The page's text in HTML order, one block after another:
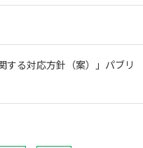
する対応方針（案）」パブリ